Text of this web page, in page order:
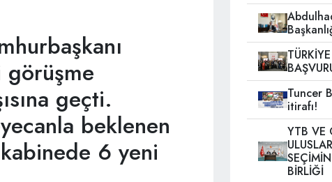
geçti.
beklenen
6 yeni
Tuncer
itirafı!
YTB VE
BİRLİĞİ